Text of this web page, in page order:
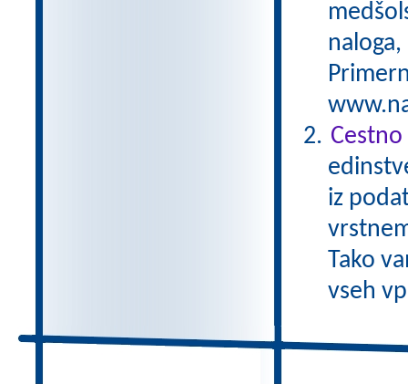
iz
Tako
vseh